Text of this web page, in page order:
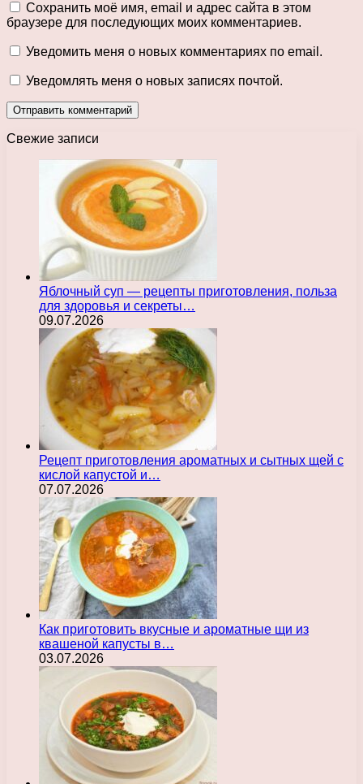
Сохранить моё имя, email и адрес сайта в этом
браузере для последующих моих комментариев.
Уведомить меня о новых комментариях по email.
Уведомлять меня о новых записях почтой.
Свежие записи
Яблочный суп — рецепты приготовления, польза
для здоровья и секреты…
09.07.2026
Рецепт приготовления ароматных и сытных щей с
кислой капустой и…
07.07.2026
Как приготовить вкусные и ароматные щи из
квашеной капусты в…
03.07.2026